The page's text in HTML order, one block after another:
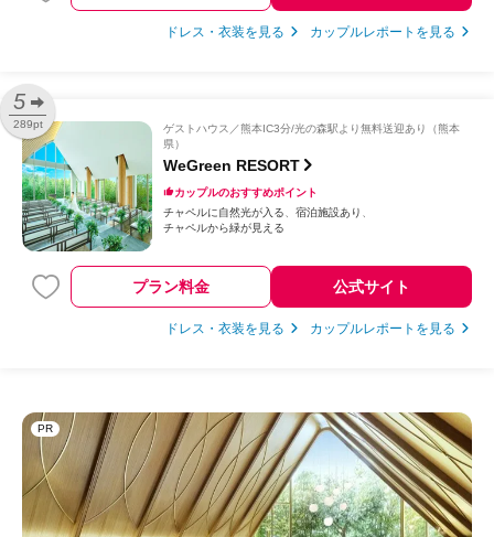
ドレス・衣装を見る カップルレポートを見る
5
289pt ゲストハウス
熊本IC3分/光の森駅より無料送迎あり（熊本
県）
WeGreen RESORT
カップルのおすすめポイント
チャペルに自然光が入る
宿泊施設あり
チャペルから緑が見える
プラン料金 公式サイト
ドレス・衣装を見る カップルレポートを見る
PR